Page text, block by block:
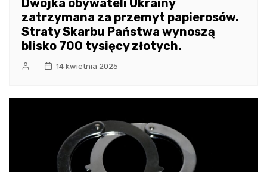
zatrzymana za przemyt papierosów.
Straty Skarbu Państwa wynoszą
blisko 700 tysięcy złotych.
14 kwietnia 2025